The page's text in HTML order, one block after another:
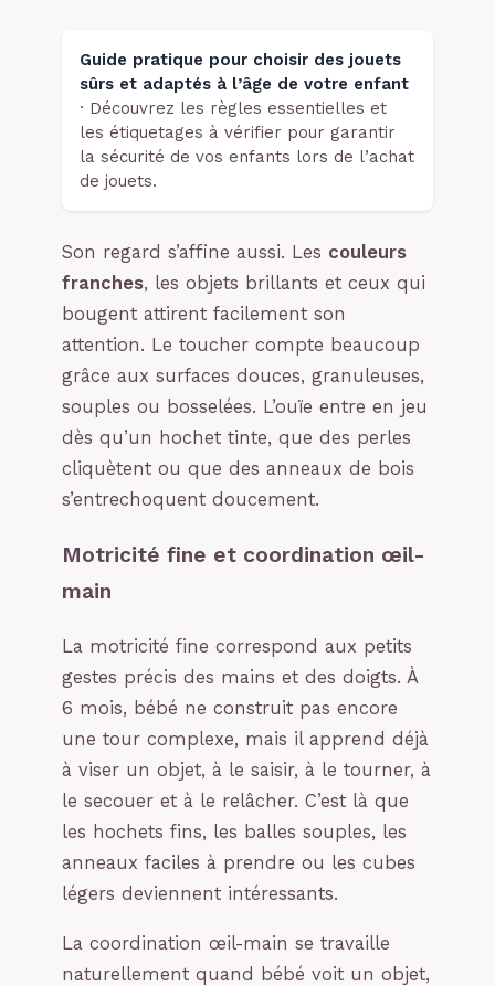
Guide pratique pour choisir des jouets
sûrs et adaptés à l’âge de votre enfant
· Découvrez les règles essentielles et
les étiquetages à vérifier pour garantir
la sécurité de vos enfants lors de l’achat
de jouets.
Son regard s’affine aussi. Les couleurs
franches, les objets brillants et ceux qui
bougent attirent facilement son
attention. Le toucher compte beaucoup
grâce aux surfaces douces, granuleuses,
souples ou bosselées. L’ouïe entre en jeu
dès qu’un hochet tinte, que des perles
cliquètent ou que des anneaux de bois
s’entrechoquent doucement.
Motricité fine et coordination œil-
main
La motricité fine correspond aux petits
gestes précis des mains et des doigts. À
6 mois, bébé ne construit pas encore
une tour complexe, mais il apprend déjà
à viser un objet, à le saisir, à le tourner, à
le secouer et à le relâcher. C’est là que
les hochets fins, les balles souples, les
anneaux faciles à prendre ou les cubes
légers deviennent intéressants.
La coordination œil-main se travaille
naturellement quand bébé voit un objet,